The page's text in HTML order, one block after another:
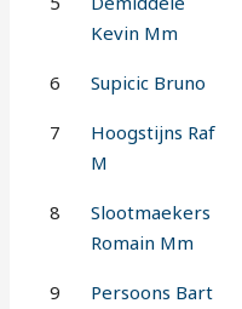
Kevin Mm
6 Supicic Bruno
7
Hoogstijns Raf
M
8
Slootmaekers
Romain Mm
9
Persoons Bart